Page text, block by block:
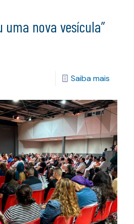
uma nova vesícula”
Saiba mais